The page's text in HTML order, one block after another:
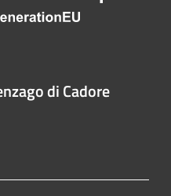
di Cadore